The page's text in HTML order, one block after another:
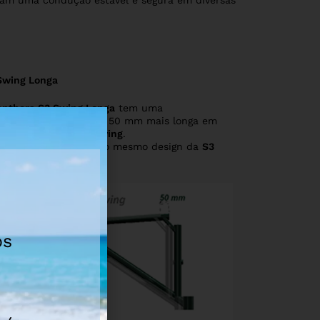
Longa
S3 Swing Longa tem uma
de assento 50 mm mais longa em
S3 Swing.
contrário, mantém o mesmo design da S3